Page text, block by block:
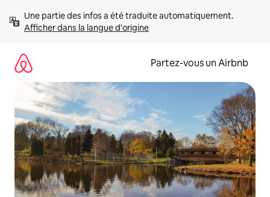
directement
Afficher dans la langue d'origine
Partez-vous un Airbnb